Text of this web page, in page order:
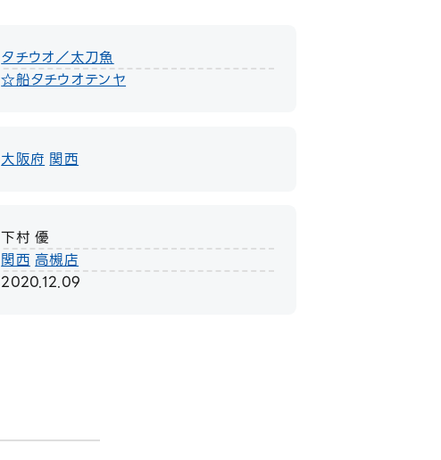
タチウオ／太刀魚
☆船タチウオテンヤ
大阪府 関西
下村 優
関西 高槻店
2020.12.09